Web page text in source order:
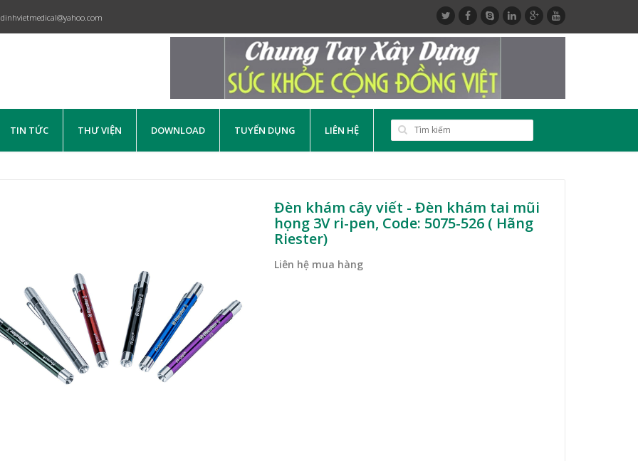
dinhvietmedical@yahoo.com
TIN TỨC THƯ VIỆN DOWNLOAD TUYỂN DỤNG LIÊN HỆ
Đèn khám cây viết - Đèn khám tai mũi
họng 3V ri-pen, Code: 5075-526 ( Hãng
Riester)
Liên hệ mua hàng